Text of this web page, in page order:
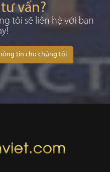
vấn?
tôi sẽ liên hệ với bạn
tin cho chúng tôi